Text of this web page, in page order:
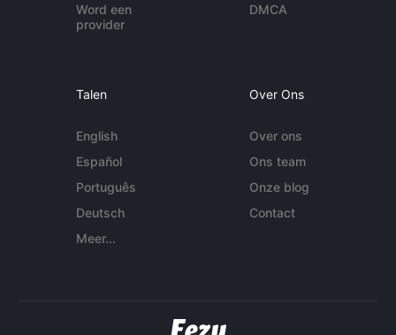
Word een
provider
DMCA
Talen
English
Español
Português
Deutsch
Meer...
Over Ons
Over ons
Ons team
Onze blog
Contact